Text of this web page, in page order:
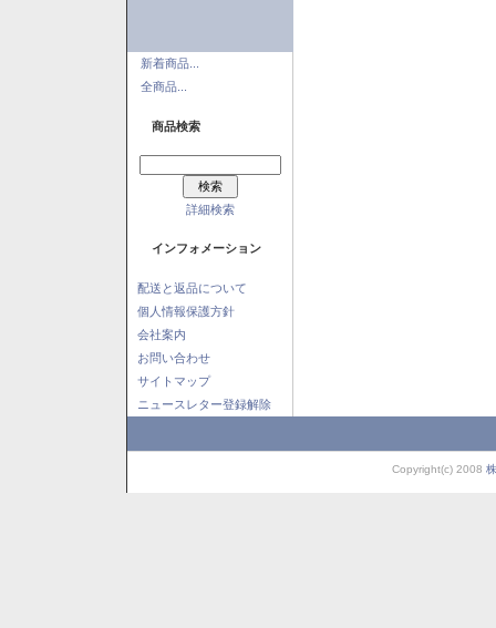
新着商品...
全商品...
商品検索
詳細検索
インフォメーション
配送と返品について
個人情報保護方針
会社案内
お問い合わせ
サイトマップ
ニュースレター登録解除
Copyright(c) 2008